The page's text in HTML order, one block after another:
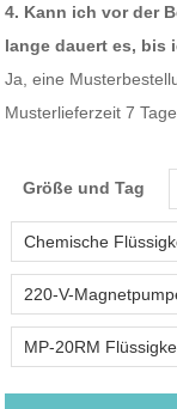
4. Kann ich vor der
lange dauert es, bis
Ja, eine
Musterlieferzeit 7 Tage.
Größe und Tag
Chemische
220-V-
MP-20RM